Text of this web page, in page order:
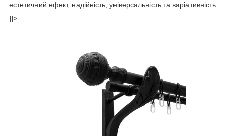
естетичний ефект, надійність, універсальність та варіативність.
]]>